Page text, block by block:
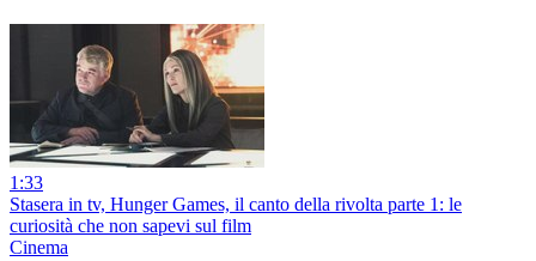
1:33
Stasera in tv, Hunger Games, il canto della rivolta parte 1: le
curiosità che non sapevi sul film
Cinema